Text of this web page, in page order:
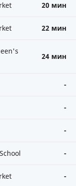
20 мин
22 мин
24 мин
-
-
-
-
-